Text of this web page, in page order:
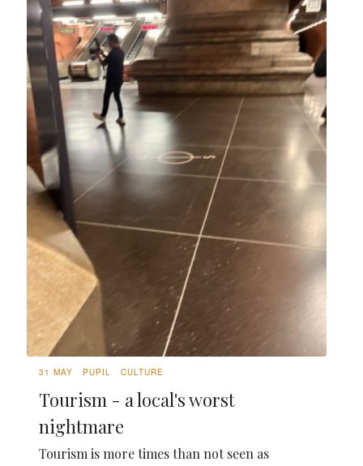
31 MAY PUPIL CULTURE
Tourism - a local's worst
nightmare
Tourism is more times than not seen as